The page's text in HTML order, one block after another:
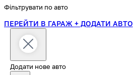
Фільтрувати по авто
ПЕРЕЙТИ В ГАРАЖ + ДОДАТИ АВТО
Додати нове авто